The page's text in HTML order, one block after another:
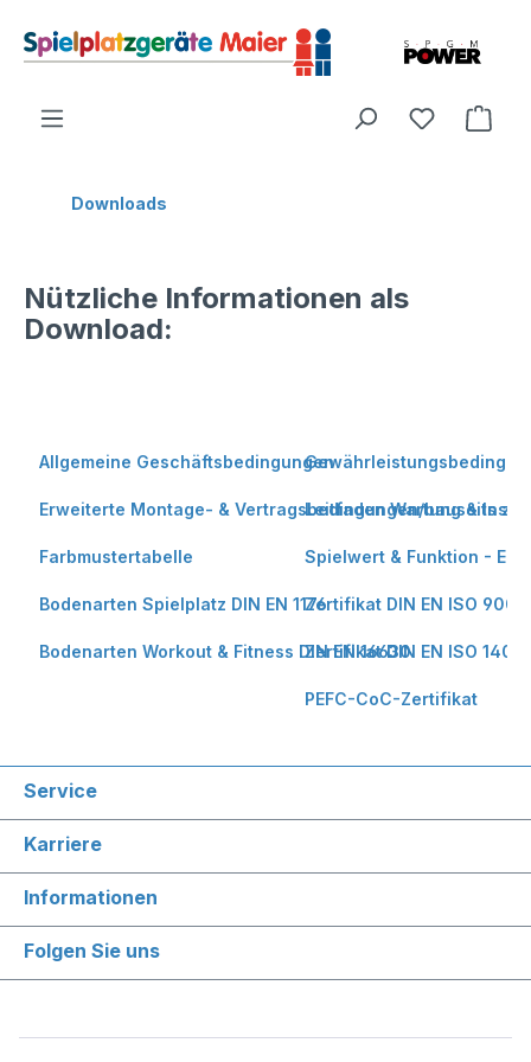
Downloads
Nützliche Informationen als
Download:
Allgemeine Geschäftsbedingungen
Erweiterte Montage- & Vertragsbedingungen/bauseits zu
Farbmustertabelle
Bodenarten Spielplatz DIN EN 1176
Bodenarten Workout & Fitness DIN EN 16630
Leitfaden Wartung &
Spielwert & Funktion -
Zertifikat DIN EN ISO
Zertifikat DIN EN ISO
PEFC-CoC-Zertifikat
Service
Karriere
Informationen
Folgen Sie uns